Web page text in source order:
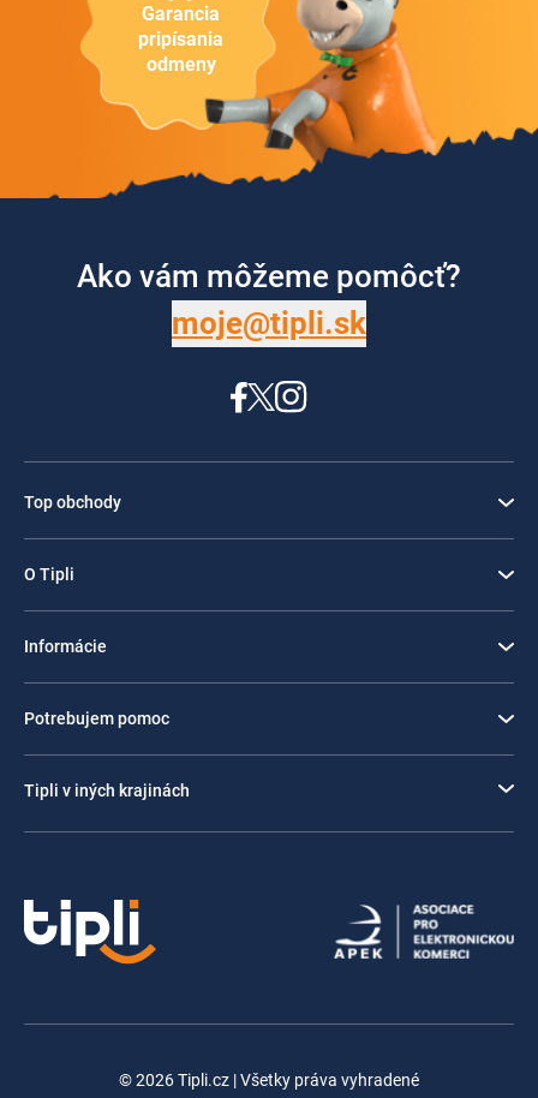
Garancia
pripísania
odmeny
Ako vám môžeme pomôcť?
moje@tipli.sk
Top obchody
O Tipli
Informácie
Potrebujem pomoc
Tipli v iných krajinách
© 2026 Tipli.cz | Všetky práva vyhradené